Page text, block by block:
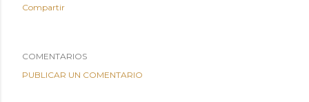
Compartir
COMENTARIOS
PUBLICAR UN COMENTARIO